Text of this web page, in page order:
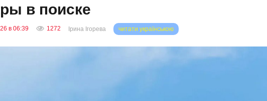
в поиске
в 06:39 1272 читати українською
Ірина Ігорева